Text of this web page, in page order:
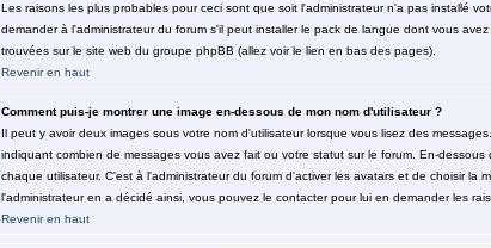
Les raisons les plus probables pour ceci sont que soit l'administrateur n'a pas installé
demander à l'administrateur du forum s'il peut installer le pack de langue dont vous
trouvées sur le site web du groupe phpBB (allez voir le lien en bas des pages).
Revenir en haut
Comment puis-je montrer une image en-dessous de mon nom d'utilisateur ?
Il peut y avoir deux images sous votre nom d'utilisateur lorsque vous lisez des
indiquant combien de messages vous avez fait ou votre statut sur le forum. En-
chaque utilisateur. C'est à l'administrateur du forum d'activer les avatars et de choisir
l'administrateur en a décidé ainsi, vous pouvez le contacter pour lui en demander les
Revenir en haut